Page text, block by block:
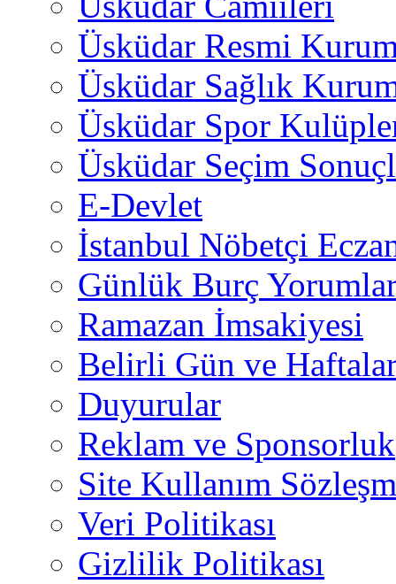
Üsküdar Resmi
Üsküdar Sağlık
Üsküdar Spor
Üsküdar Seçim
E-Devlet
İstanbul Nöbetçi
Günlük Burç
Ramazan İmsakiyesi
Belirli Gün ve
Duyurular
Reklam ve Sponsorluk
Site Kullanım
Veri Politikası
Gizlilik Politikası